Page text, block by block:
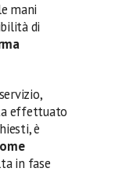
mani
di
effettuato
è
in fase